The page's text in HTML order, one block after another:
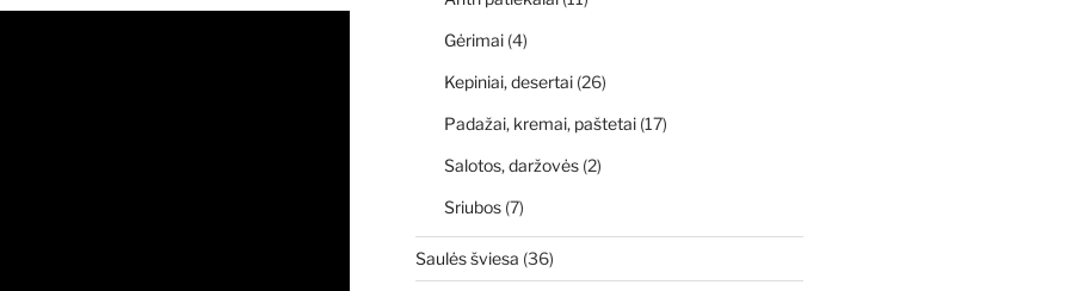
Gėrimai(4)
Kepiniai, desertai(26)
Padažai, kremai, paštetai(17)
Salotos, daržovės(2)
Sriubos(7)
Saulės šviesa (36)